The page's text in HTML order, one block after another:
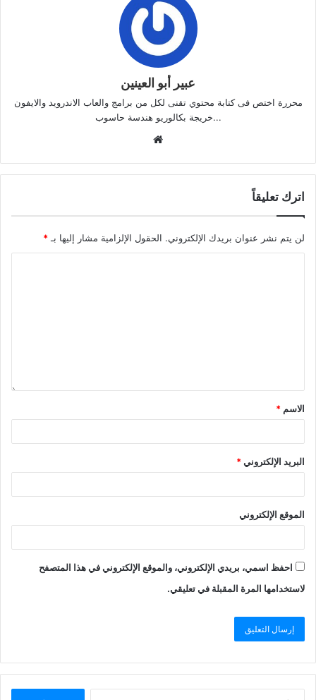
عبير أبو العينين
محررة اختص فى كتابة محتوي تقنى لكل من برامج والعاب الاندرويد والايفون
...خريجة بكالوريو هندسة حاسوب
اترك تعليقاً
لن يتم نشر عنوان بريدك الإلكتروني. الحقول الإلزامية مشار إليها بـ*
الاسم *
البريد الإلكتروني*
الموقع الإلكتروني
احفظ اسمي، بريدي الإلكتروني، والموقع الإلكتروني في هذا المتصفح
لاستخدامها المرة المقبلة في تعليقي.